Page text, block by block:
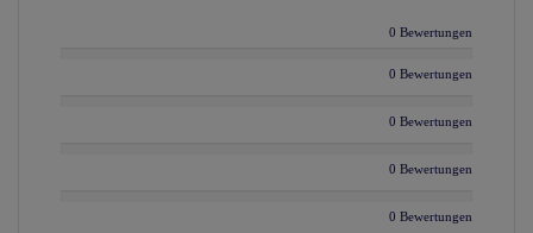
0 Bewertungen
0 Bewertungen
0 Bewertungen
0 Bewertungen
0 Bewertungen